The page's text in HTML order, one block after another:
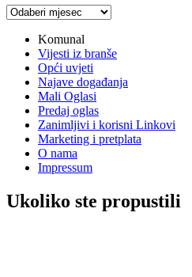
Arhiva
Komunal
Vijesti iz branše
Opći uvjeti
Najave događanja
Mali Oglasi
Predaj oglas
Zanimljivi i korisni Linkovi
Marketing i pretplata
O nama
Impressum
Ukoliko ste propustili